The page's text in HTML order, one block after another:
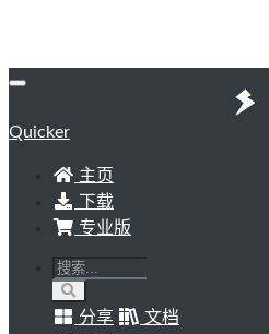
Quicker
主页
下载
专业版
分享
文档